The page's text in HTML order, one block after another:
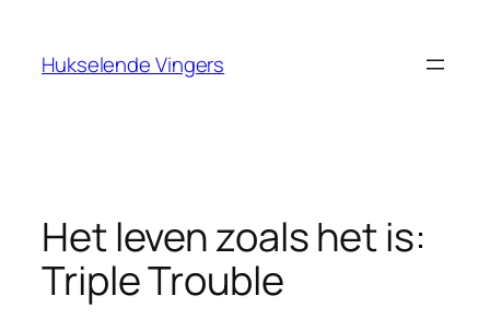
Hukselende Vingers
Het leven zoals het is:
Triple Trouble